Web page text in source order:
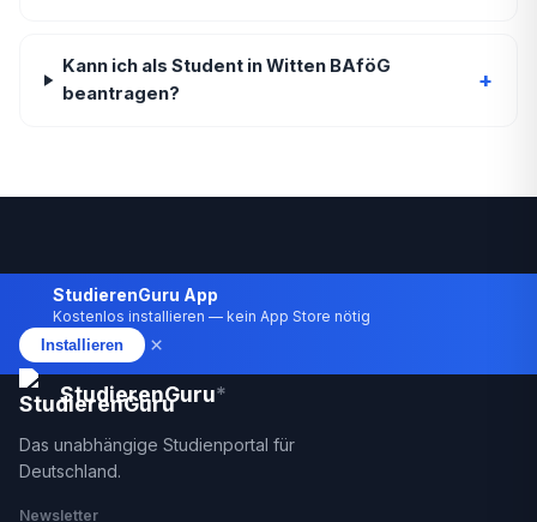
Kann ich als Student in Witten BAföG
beantragen?
+
StudierenGuru App
Kostenlos installieren — kein App Store nötig
Installieren
×
StudierenGuru*
Das unabhängige Studienportal für
Deutschland.
Newsletter